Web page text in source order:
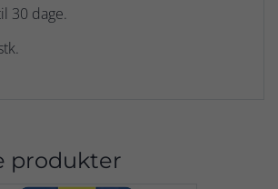
30 dage.
produkter